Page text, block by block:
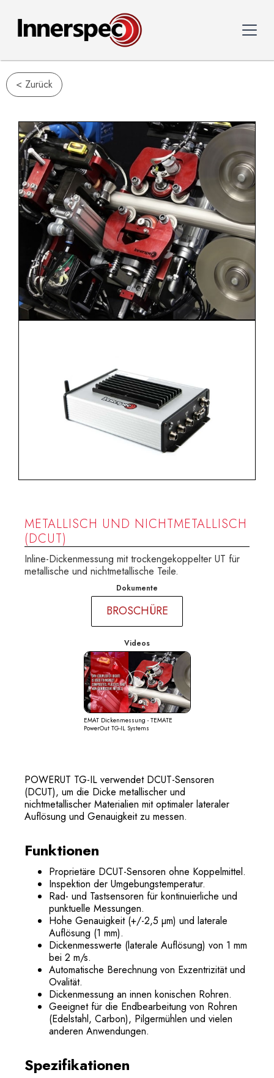
< Zurück
METALLISCH UND NICHTMETALLISCH
(DCUT)
Inline-Dickenmessung mit trockengekoppelter UT für
metallische und nichtmetallische Teile.
Dokumente
BROSCHÜRE
Videos
EMAT Dickenmessung - TEMATE
PowerOut TG-IL Systems
POWERUT TG-IL verwendet DCUT-Sensoren
(DCUT), um die Dicke metallischer und
nichtmetallischer Materialien mit optimaler lateraler
Auflösung und Genauigkeit zu messen.
Funktionen
Proprietäre DCUT-Sensoren ohne Koppelmittel.
Inspektion der Umgebungstemperatur.
Rad- und Tastsensoren für kontinuierliche und
punktuelle Messungen.
Hohe Genauigkeit (+/-2,5 µm) und laterale
Auflösung (1 mm).
Dickenmesswerte (laterale Auflösung) von 1 mm
bei 2 m/s.
Automatische Berechnung von Exzentrizität und
Ovalität.
Dickenmessung an innen konischen Rohren.
Geeignet für die Endbearbeitung von Rohren
(Edelstahl, Carbon), Pilgermühlen und vielen
anderen Anwendungen.
Spezifikationen